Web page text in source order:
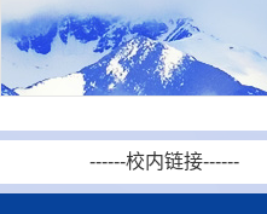
------校内链接------